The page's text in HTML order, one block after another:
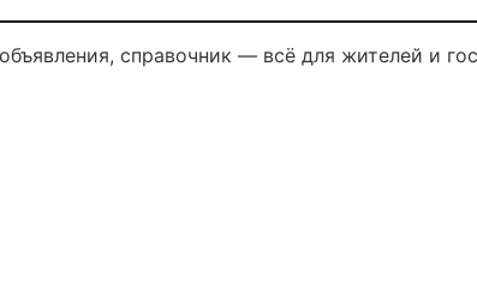
справочник — всё для жителей и